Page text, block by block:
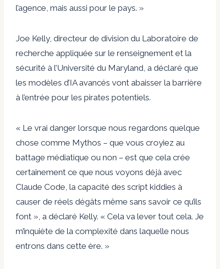
l’agence, mais aussi pour le pays. »
Joe Kelly, directeur de division du Laboratoire de
recherche appliquée sur le renseignement et la
sécurité à l’Université du Maryland, a déclaré que
les modèles d’IA avancés vont abaisser la barrière
à l’entrée pour les pirates potentiels.
« Le vrai danger lorsque nous regardons quelque
chose comme Mythos – que vous croyiez au
battage médiatique ou non – est que cela crée
certainement ce que nous voyons déjà avec
Claude Code, la capacité des script kiddies à
causer de réels dégâts même sans savoir ce qu’ils
font », a déclaré Kelly. « Cela va lever tout cela. Je
m’inquiète de la complexité dans laquelle nous
entrons dans cette ère. »